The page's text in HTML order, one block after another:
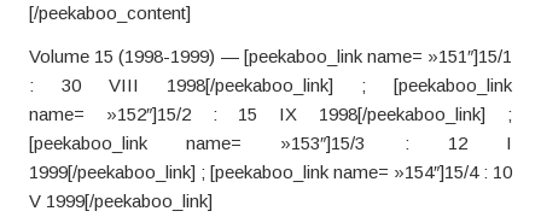
[/peekaboo_content]
Volume 15 (1998-1999) — [peekaboo_link name= »151″]15/1
: 30 VIII 1998[/peekaboo_link] ; [peekaboo_link
name= »152″]15/2 : 15 IX 1998[/peekaboo_link] ;
[peekaboo_link name= »153″]15/3 : 12 I
1999[/peekaboo_link] ; [peekaboo_link name= »154″]15/4 : 10
V 1999[/peekaboo_link]